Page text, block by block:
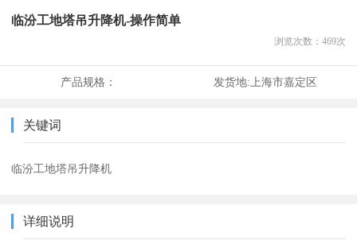
临汾工地塔吊升降机-操作简单
浏览次数： 469次
产品规格： 发货地:上海市嘉定区
关键词
临汾工地塔吊升降机
详细说明